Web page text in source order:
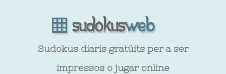
Sudokus diaris gratüits per a ser
impressos o jugar online